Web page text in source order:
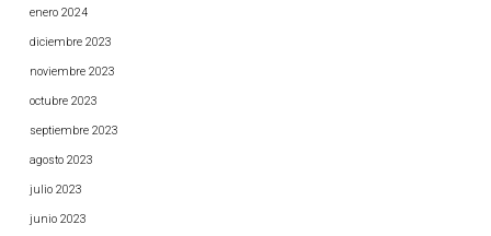
enero 2024
diciembre 2023
noviembre 2023
octubre 2023
septiembre 2023
agosto 2023
julio 2023
junio 2023